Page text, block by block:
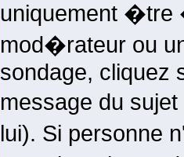
uniquement �tre
mod�rateur ou
sondage, cliquez
message du
lui). Si personne